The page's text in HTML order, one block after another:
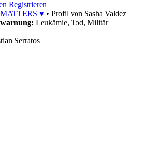
Registrieren
♥ • Profil von Sasha Valdez
Leukämie, Tod, Militär
Serratos